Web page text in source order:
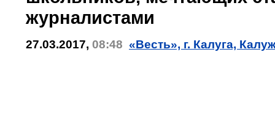
журналистами
27.03.2017, 08:48 «Весть», г. Калуга,